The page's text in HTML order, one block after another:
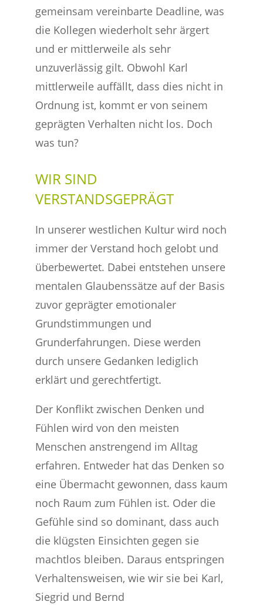
gemeinsam vereinbarte Deadline, was
die Kollegen wiederholt sehr ärgert
und er mittlerweile als sehr
unzuverlässig gilt. Obwohl Karl
mittlerweile auffällt, dass dies nicht in
Ordnung ist, kommt er von seinem
geprägten Verhalten nicht los. Doch
was tun?
WIR SIND
VERSTANDSGEPRÄGT
In unserer westlichen Kultur wird noch
immer der Verstand hoch gelobt und
überbewertet. Dabei entstehen unsere
mentalen Glaubenssätze auf der Basis
zuvor geprägter emotionaler
Grundstimmungen und
Grunderfahrungen. Diese werden
durch unsere Gedanken lediglich
erklärt und gerechtfertigt.
Der Konflikt zwischen Denken und
Fühlen wird von den meisten
Menschen anstrengend im Alltag
erfahren. Entweder hat das Denken so
eine Übermacht gewonnen, dass kaum
noch Raum zum Fühlen ist. Oder die
Gefühle sind so dominant, dass auch
die klügsten Einsichten gegen sie
machtlos bleiben. Daraus entspringen
Verhaltensweisen, wie wir sie bei Karl,
Siegrid und Bernd